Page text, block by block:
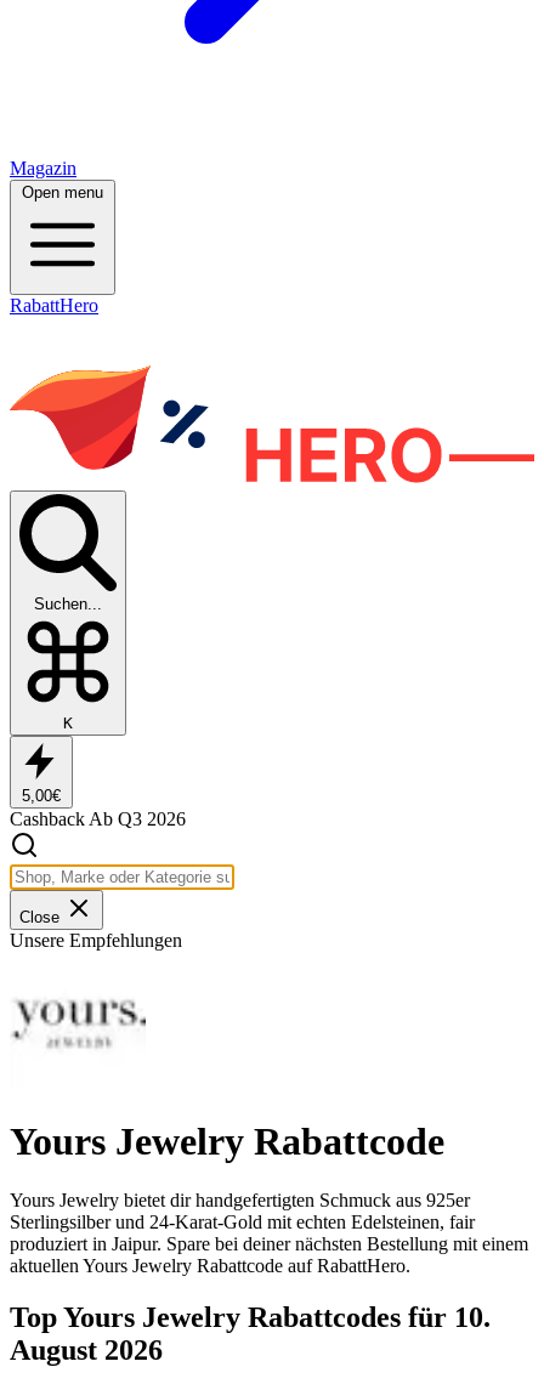
Magazin
Open menu
RabattHero
Suchen...
K
5,00€
CashbackAb Q3 2026
Close
Unsere Empfehlungen
Yours Jewelry Rabattcode
Yours Jewelry bietet dir handgefertigten Schmuck aus 925er
Sterlingsilber und 24-Karat-Gold mit echten Edelsteinen, fair
produziert in Jaipur. Spare bei deiner nächsten Bestellung mit einem
aktuellen Yours Jewelry Rabattcode auf RabattHero.
Top Yours Jewelry Rabattcodes für 10.
August 2026